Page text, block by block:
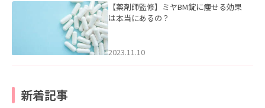
【薬剤師監修】ミヤBM錠に痩せる効果
は本当にあるの？
2023.11.10
新着記事